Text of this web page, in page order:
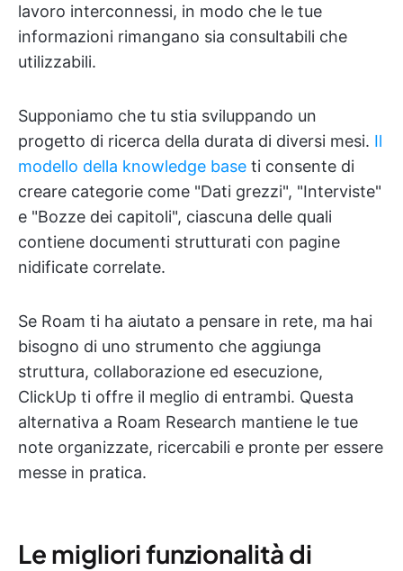
lavoro interconnessi, in modo che le tue
informazioni rimangano sia consultabili che
utilizzabili.
Supponiamo che tu stia sviluppando un
progetto di ricerca della durata di diversi mesi. Il
modello della knowledge base ti consente di
creare categorie come "Dati grezzi", "Interviste"
e "Bozze dei capitoli", ciascuna delle quali
contiene documenti strutturati con pagine
nidificate correlate.
Se Roam ti ha aiutato a pensare in rete, ma hai
bisogno di uno strumento che aggiunga
struttura, collaborazione ed esecuzione,
ClickUp ti offre il meglio di entrambi. Questa
alternativa a Roam Research mantiene le tue
note organizzate, ricercabili e pronte per essere
messe in pratica.
Le migliori funzionalità di